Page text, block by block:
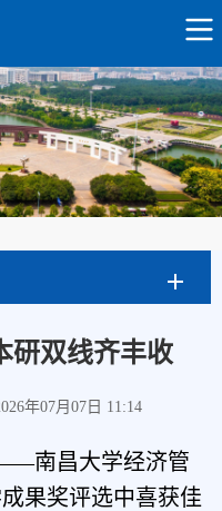
研双线齐丰收
年07月07日 11:14
南昌大学经济管
果奖评选中喜获佳